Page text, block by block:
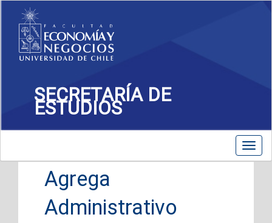
SECRETARÍA DE
ESTUDIOS
Agrega
Administrativo